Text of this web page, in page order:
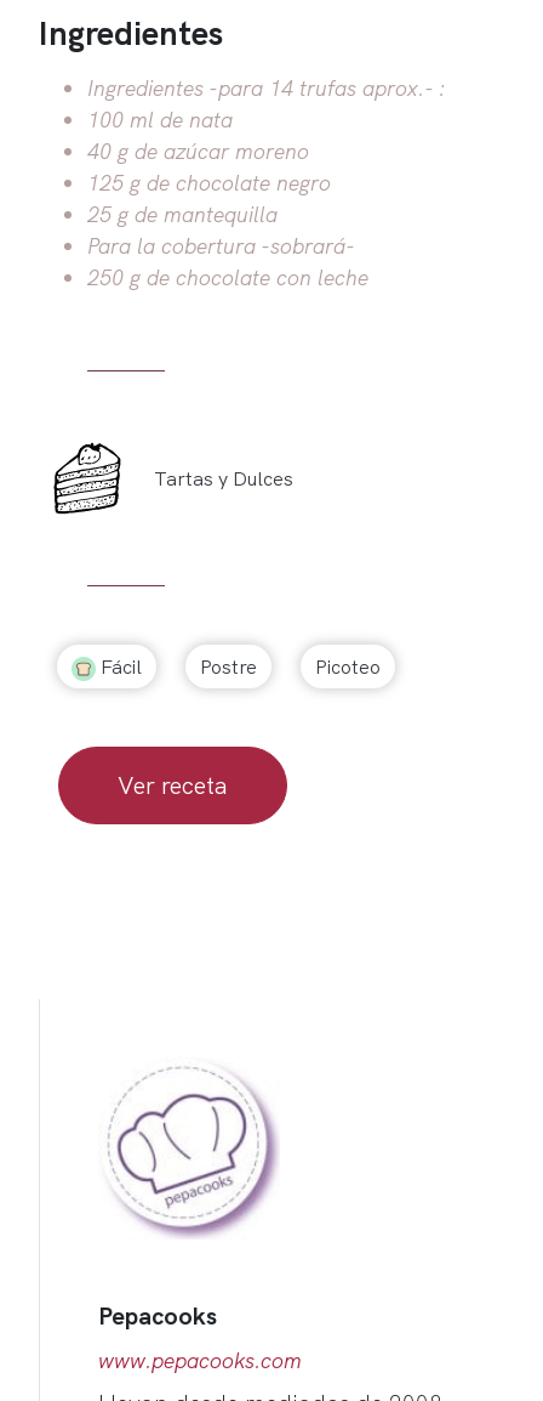
Ingredientes
Ingredientes -para 14 trufas aprox.- :
100 ml de nata
40 g de azúcar moreno
125 g de chocolate negro
25 g de mantequilla
Para la cobertura -sobrará-
250 g de chocolate con leche
Tartas y Dulces
Fácil Postre Picoteo
Ver receta
Pepacooks
www.pepacooks.com